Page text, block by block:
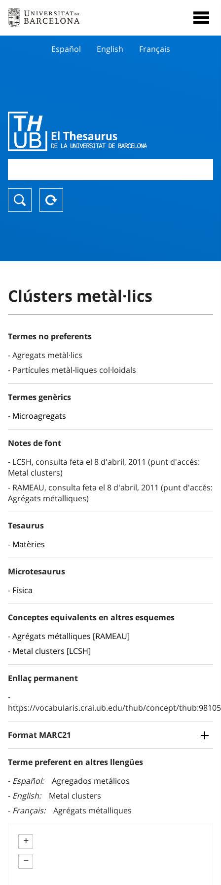
Español English Français
Clústers metàl·lics
Termes no preferents
Agregats metàl·lics
Partícules metàl-liques col·loidals
Termes genèrics
Microagregats
Notes de font
LCSH, consulta feta el 8 d'abril, 2011 (punt d'accés:
Metal clusters)
RAMEAU, consulta feta el 8 d'abril, 2011 (punt d'accés:
Agrégats métalliques)
Tesaurus
Matèries
Microtesaurus
Física
Conceptes equivalents en altres esquemes
Agrégats métalliques [RAMEAU]
Metal clusters [LCSH]
Enllaç permanent
https://vocabularis.crai.ub.edu/thub/concept/
Format MARC21
Terme preferent en altres llengües
Español
Agregados metálicos
English
Metal clusters
Français
Agrégats métalliques
+
−